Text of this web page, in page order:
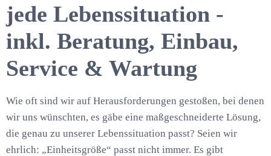
jede Lebenssituation -
inkl. Beratung, Einbau,
Service & Wartung
Wie oft sind wir auf Herausforderungen gestoßen, bei denen
wir uns wünschten, es gäbe eine maßgeschneiderte Lösung,
die genau zu unserer Lebenssituation passt? Seien wir
ehrlich: „Einheitsgröße“ passt nicht immer. Es gibt